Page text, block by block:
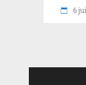
6